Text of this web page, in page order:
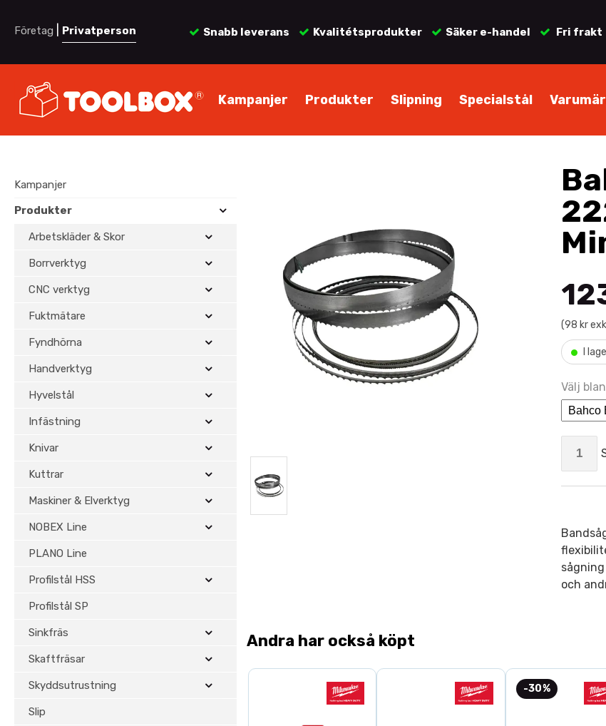
Företag Privatperson Snabb leverans Kvalitétsprodukter Säker e-handel Fri frakt
Kampanjer Produkter Slipning Specialstål
Kampanjer
Produkter
Arbetskläder & Skor
Borrverktyg
CNC verktyg
Fuktmätare
Fyndhörna
Handverktyg
Hyvelstål
Infästning
Knivar
Kuttrar
Maskiner & Elverktyg
NOBEX Line
PLANO Line
Profilstål HSS
Profilstål SP
Sinkfräs
Skaftfräsar
Skyddsutrustning
Slip
(98 kr
• I
Välj
och
Andra har också köpt
-30%